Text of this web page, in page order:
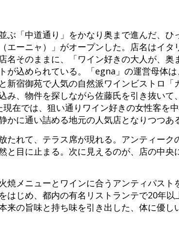
ぶ「中道通り」をかなり奥まで進んだ、ひ
エーニャ）」がオープンした。店名はイタ
名そのままに、「ワイン好きの大人が、奥
が込められている。「egna」の運営母体
新宿御苑で人気の自然派ワインビストロ「
み、物件を探しながら佐藤氏を引き抜いて
在では、狙い通りワイン好きの女性客を
に通い詰める地元の人気店となりつつあ
たれて、テラス席が現れる。アンティーク
と目に止まる。次に見えるのが、店の中央
焼メニューとワインに合うアンティパスト
はじめ、都内の有名リストランテで20年以
来の旨味と持ち味を引き出した、体に優し